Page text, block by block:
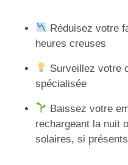
Réduisez votre
heures creuses
Surveillez votre
spécialisée
Baissez votre
rechargeant la nuit
solaires, si présents